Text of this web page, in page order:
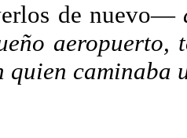
de nuevo—
aeropuerto,
caminaba